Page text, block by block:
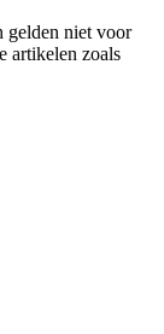
gelden niet voor
artikelen zoals